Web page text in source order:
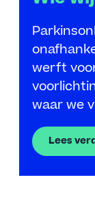
werft
waar we
Lees